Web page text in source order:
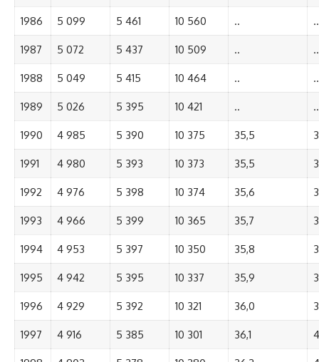
1986 5 099 5 461 10 560 .. ..
1987 5 072 5 437 10 509 .. ..
1988 5 049 5 415 10 464 .. ..
1989 5 026 5 395 10 421 .. ..
1990 4 985 5 390 10 375 35,5
1991 4 980 5 393 10 373 35,5
1992 4 976 5 398 10 374 35,6
1993 4 966 5 399 10 365 35,7
1994 4 953 5 397 10 350 35,8
1995 4 942 5 395 10 337 35,9
1996 4 929 5 392 10 321 36,0
1997 4 916 5 385 10 301 36,1